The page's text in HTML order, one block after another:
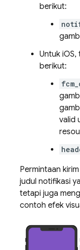
berikut:
Untuk
berikut:
valid
Permintaan
judul notifikasi
tetapi juga
contoh efek